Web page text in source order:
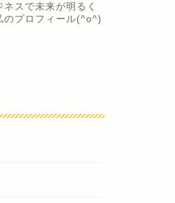
ネスで未来が明るく
のプロフィール(^o^)